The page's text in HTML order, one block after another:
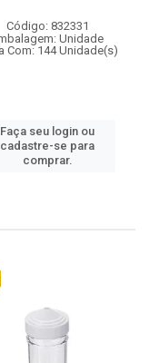
Código: 832331
Unidade
Com: 144 Unidade(s)
Faça seu login ou
cadastre-se para
comprar.